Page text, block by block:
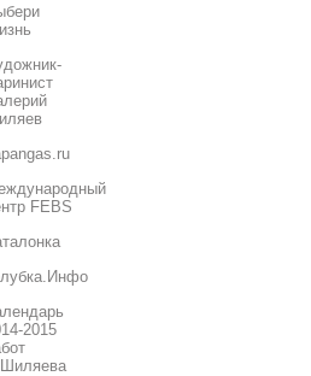
FEBS
2015